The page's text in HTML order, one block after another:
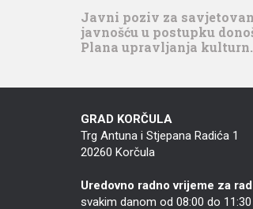
Javni poziv za
javnošću u postupku
Plana upravljanja
GRAD KORČULA
Trg Antuna i Stjepana Radića 1
20260 Korčula
Uredovno radno vrijeme za
svakim danom od 08:00 do 11:30